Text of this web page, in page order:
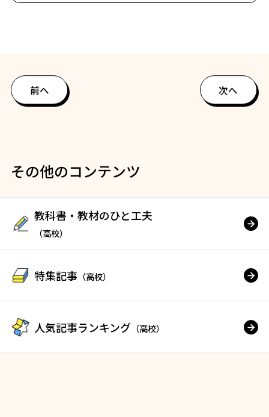
前へ 次へ
その他のコンテンツ
教科書・教材のひと工夫
（高校）
特集記事 （高校）
人気記事ランキング （高校）